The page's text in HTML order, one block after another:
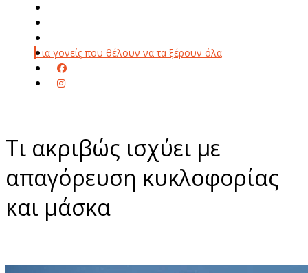
Για γονείς που θέλουν να τα ξέρουν όλα
Τι ακριβώς ισχύει με
απαγόρευση κυκλοφορίας
και μάσκα